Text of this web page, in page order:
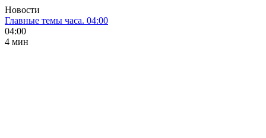
Новости
Главные темы часа. 04:00
04:00
4 мин